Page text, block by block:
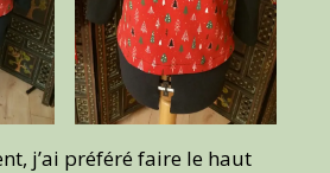
j’ai préféré faire le haut